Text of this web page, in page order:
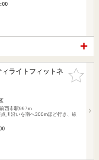
お気に入
りに追加
ライトフィットネ
西市駅997m
川沿いを南へ300mほど行き、線